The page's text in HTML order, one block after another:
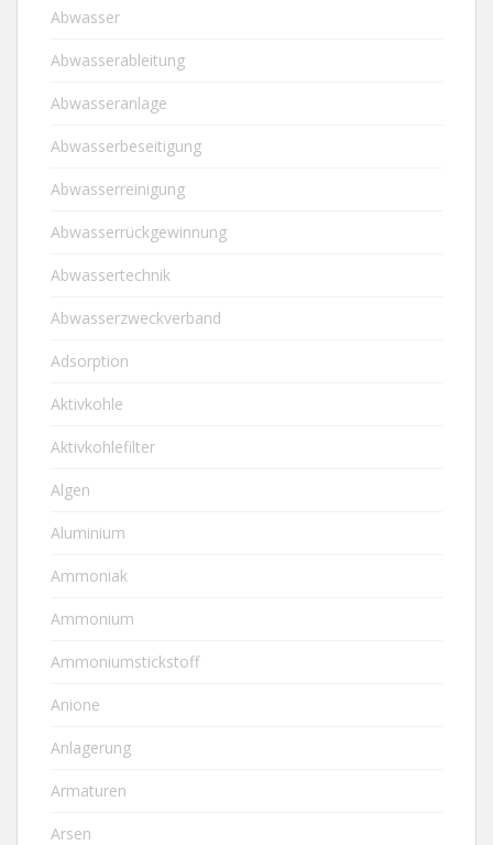
Abwasser
Abwasserableitung
Abwasseranlage
Abwasserbeseitigung
Abwasserreinigung
Abwasserrückgewinnung
Abwassertechnik
Abwasserzweckverband
Adsorption
Aktivkohle
Aktivkohlefilter
Algen
Aluminium
Ammoniak
Ammonium
Ammoniumstickstoff
Anione
Anlagerung
Armaturen
Arsen